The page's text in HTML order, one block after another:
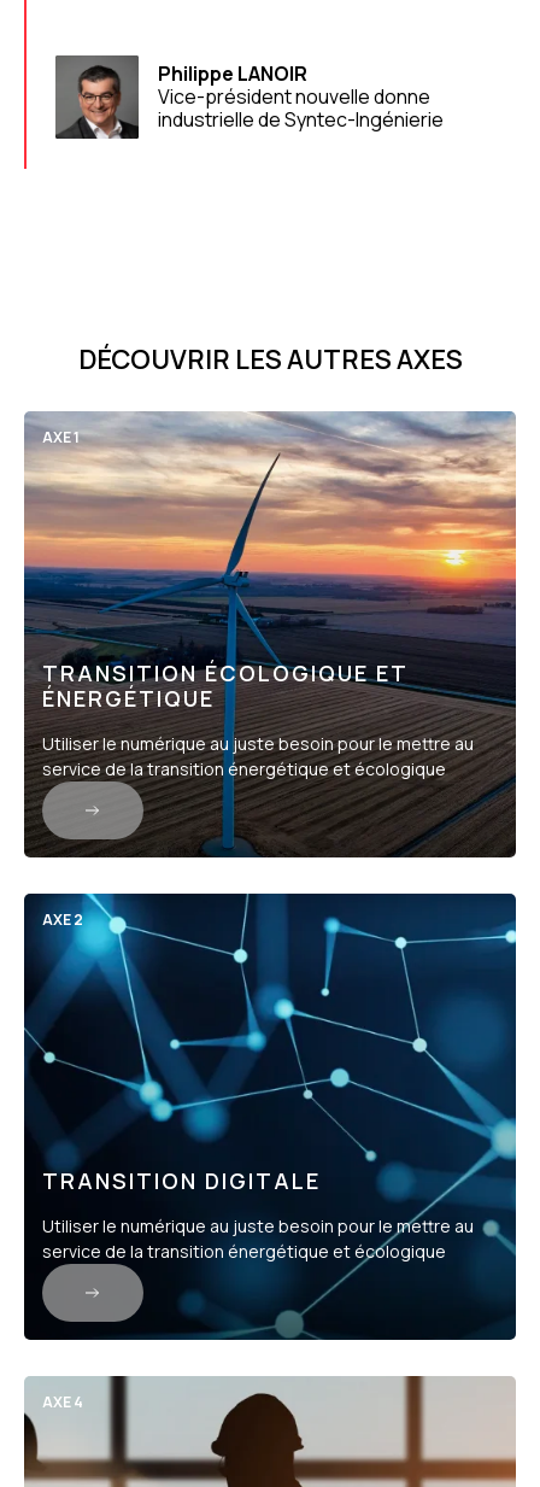
Philippe LANOIR
Vice-président nouvelle donne
industrielle de Syntec-Ingénierie
DÉCOUVRIR LES AUTRES AXES
AXE 1
TRANSITION ÉCOLOGIQUE ET
ÉNERGÉTIQUE
Utiliser le numérique au juste besoin pour le mettre au
service de la transition énergétique et écologique
AXE 2
TRANSITION DIGITALE
Utiliser le numérique au juste besoin pour le mettre au
service de la transition énergétique et écologique
AXE 4